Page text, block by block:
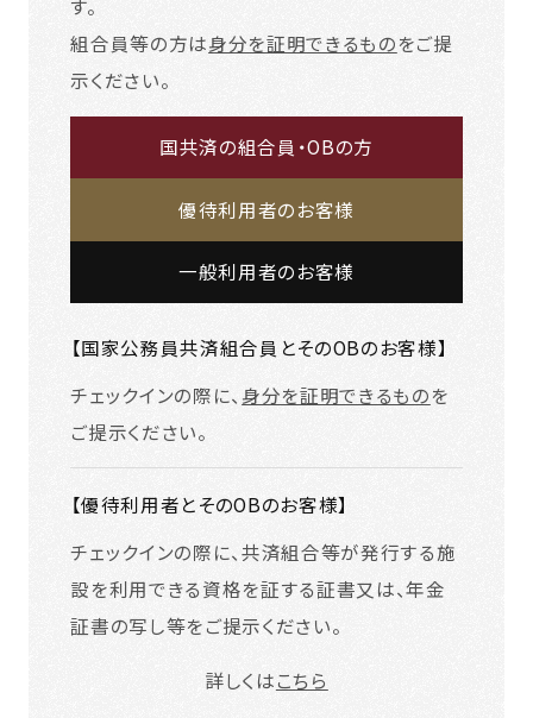
す。
組合員等の方は身分を証明できるものをご提
示ください。
国共済の組合員・OBの方
優待利用者のお客様
一般利用者のお客様
【国家公務員共済組合員とそのOBのお客様】
チェックインの際に、身分を証明できるものを
ご提示ください。
【優待利用者とそのOBのお客様】
チェックインの際に、共済組合等が発行する施
設を利用できる資格を証する証書又は、年金
証書の写し等をご提示ください。
詳しくはこちら